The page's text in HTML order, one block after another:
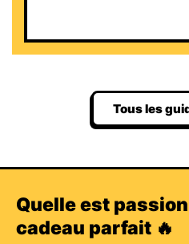
Tous les
Quelle est
cadeau parfait 🔥